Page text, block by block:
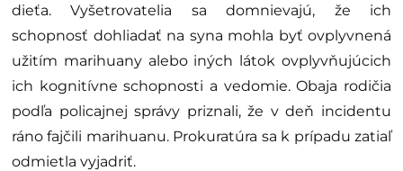
dieťa. Vyšetrovatelia sa domnievajú, že ich
schopnosť dohliadať na syna mohla byť ovplyvnená
užitím marihuany alebo iných látok ovplyvňujúcich
ich kognitívne schopnosti a vedomie. Obaja rodičia
podľa policajnej správy priznali, že v deň incidentu
ráno fajčili marihuanu. Prokuratúra sa k prípadu zatiaľ
odmietla vyjadriť.